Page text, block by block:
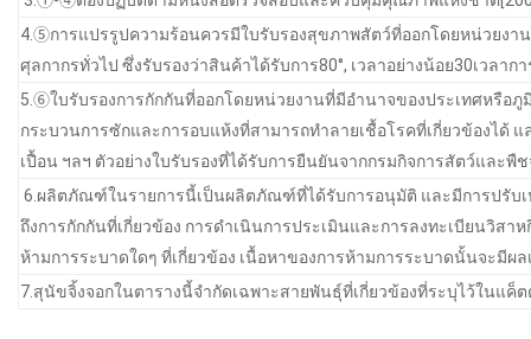
4.⑤การแปรรูปความร้อนควรมีใบรับรองสุขภาพสัตว์ที่ออกโดยหน่วยงา
ศุลกากรทั่วไป ซึ่งรับรองว่าสินค้าได้รับการ80°, เวลาอย่างน้อย30เวลา
5.⑥ใบรับรองการกักกันที่ออกโดยหน่วยงานที่มีอำนาจของประเทศห
กระบวนการซักและการอบแห้งที่สามารถทำลายเชื้อโรคที่เกี่ยวข้องได้
เปื้อน ฯลฯ ตัวอย่างใบรับรองที่ได้รับการยืนยันจากกรมกิจการสัตว์และพื
6.ผลิตภัณฑ์ในรายการนี้เป็นผลิตภัณฑ์ที่ได้รับการอนุมัติ และมีการปรับเ
ถึงการกักกันที่เกี่ยวข้อง การดำเนินการประเมินและการลงทะเบียนวิส
ห้ามการระบาดใดๆ ที่เกี่ยวข้อง เนื้อหาของการห้ามการระบาดนั้นจะมีผล
7.สุนัขจิ้งจอกในตารางนี้จำกัดเฉพาะสายพันธุ์ที่เกี่ยวข้องที่ระบุไว้ในแ